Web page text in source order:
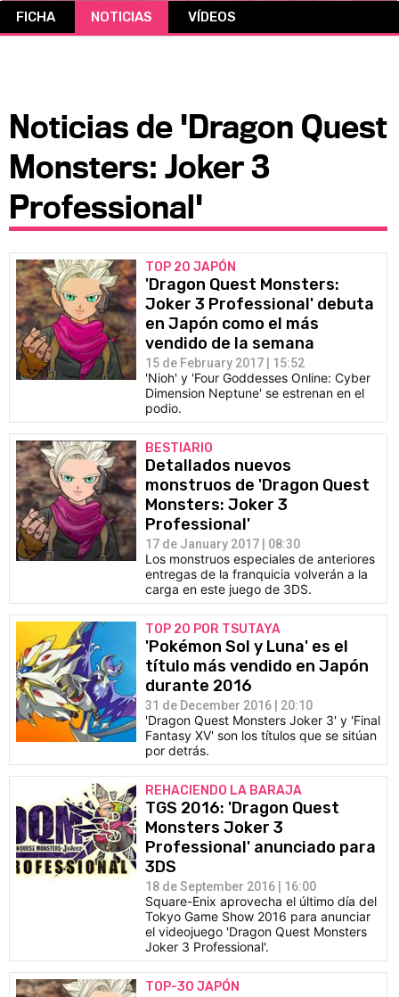
FICHA NOTICIAS VÍDEOS
Noticias de 'Dragon Quest
Monsters: Joker 3
Professional'
TOP 20 JAPÓN
'Dragon Quest Monsters:
Joker 3 Professional' debuta
en Japón como el más
vendido de la semana
15 de February 2017 | 15:52
'Nioh' y 'Four Goddesses Online: Cyber
Dimension Neptune' se estrenan en el
podio.
BESTIARIO
Detallados nuevos
monstruos de 'Dragon Quest
Monsters: Joker 3
Professional'
17 de January 2017 | 08:30
Los monstruos especiales de anteriores
entregas de la franquicia volverán a la
carga en este juego de 3DS.
TOP 20 POR TSUTAYA
'Pokémon Sol y Luna' es el
título más vendido en Japón
durante 2016
31 de December 2016 | 20:10
'Dragon Quest Monsters Joker 3' y 'Final
Fantasy XV' son los títulos que se sitúan
por detrás.
REHACIENDO LA BARAJA
TGS 2016: 'Dragon Quest
Monsters Joker 3
Professional' anunciado para
3DS
18 de September 2016 | 16:00
Square-Enix aprovecha el último día del
Tokyo Game Show 2016 para anunciar
el videojuego 'Dragon Quest Monsters
Joker 3 Professional'.
TOP-30 JAPÓN